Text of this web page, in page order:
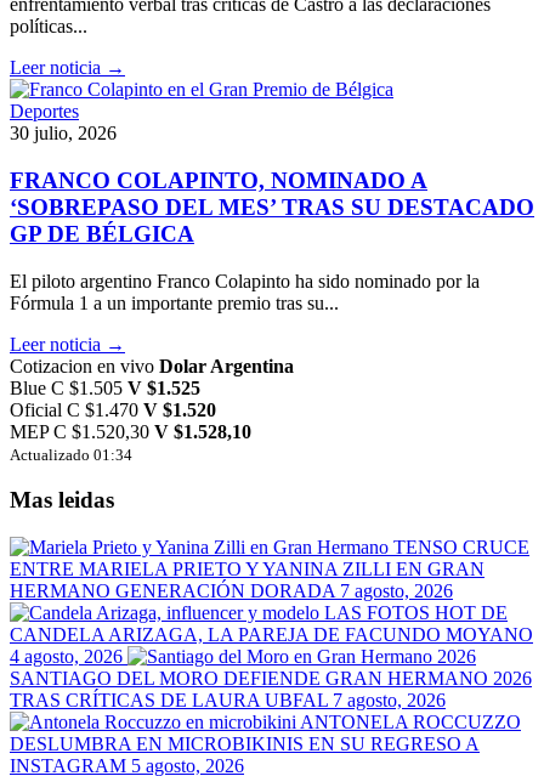
enfrentamiento verbal tras críticas de Castro a las declaraciones
políticas...
Leer noticia →
Deportes
30 julio, 2026
FRANCO COLAPINTO, NOMINADO A
‘SOBREPASO DEL MES’ TRAS SU DESTACADO
GP DE BÉLGICA
El piloto argentino Franco Colapinto ha sido nominado por la
Fórmula 1 a un importante premio tras su...
Leer noticia →
Cotizacion en vivo Dolar Argentina
Blue C $1.505 V $1.525
Oficial C $1.470 V $1.520
MEP C $1.520,30 V $1.528,10
Actualizado 01:34
Mas leidas
TENSO CRUCE
ENTRE MARIELA PRIETO Y YANINA ZILLI EN GRAN
HERMANO GENERACIÓN DORADA 7 agosto, 2026
LAS FOTOS HOT DE
CANDELA ARIZAGA, LA PAREJA DE FACUNDO MOYANO
4 agosto, 2026
SANTIAGO DEL MORO DEFIENDE GRAN HERMANO 2026
TRAS CRÍTICAS DE LAURA UBFAL 7 agosto, 2026
ANTONELA ROCCUZZO
DESLUMBRA EN MICROBIKINIS EN SU REGRESO A
INSTAGRAM 5 agosto, 2026